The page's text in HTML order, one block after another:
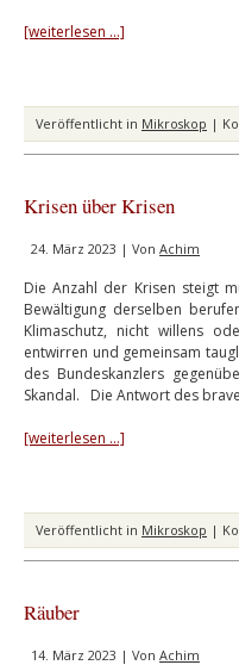
[weiterlesen …]
Veröffentlicht in Mikroskop |
Krisen über Krisen
24. März 2023 | Von Achim
Die Anzahl der Krisen steigt
Bewältigung derselben
Klimaschutz, nicht willens
entwirren und gemeinsam
des Bundeskanzlers
Skandal. Die Antwort des
[weiterlesen …]
Veröffentlicht in Mikroskop |
Räuber
14. März 2023 | Von Achim